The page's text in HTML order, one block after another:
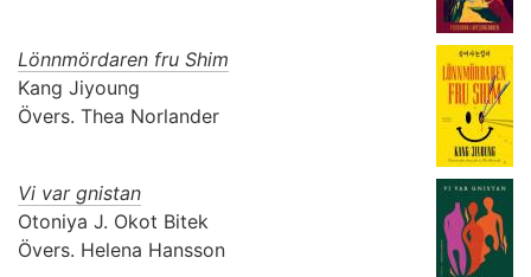
Lönnmördaren fru Shim
Kang Jiyoung
Övers. Thea Norlander
Vi var gnistan
Otoniya J. Okot Bitek
Övers. Helena Hansson